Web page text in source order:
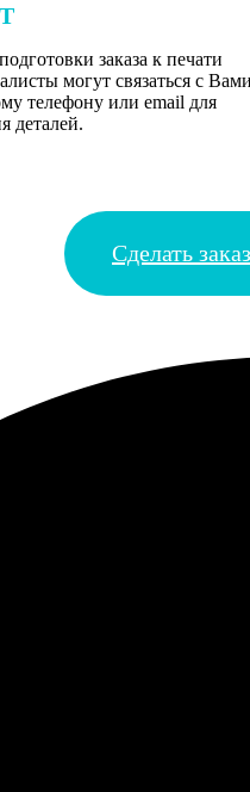
заказа к печати
могут связаться с Вами
телефону или email для
деталей.
Сделать заказ
но стыка не видно.
Часть пришла в